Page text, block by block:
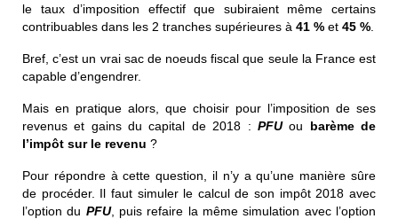
le taux d’imposition effectif que subiraient même certains
contribuables dans les 2 tranches supérieures à 41 % et 45 %
Bref, c’est un vrai sac de noeuds fiscal que seule la France est
capable d’engendrer.
Mais en pratique alors, que choisir pour l’imposition de ses
revenus et gains du capital de 2018 : PFUou barème de
l’impôt sur le revenu ?
Pour répondre à cette question, il n’y a qu’une manière sûre
de procéder. Il faut simuler le calcul de son impôt 2018 avec
l’option du PFU, puis refaire la même simulation avec l’option